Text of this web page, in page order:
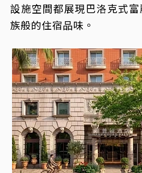
設施空間都展現巴洛克式
族般的住宿品味。